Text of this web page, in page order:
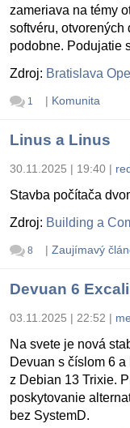
zameriava na témy
softvéru, otvorených
podobne. Podujatie
Zdroj: Bratislava
1 | Komunita
Linus a Linus
30.11.2025 | 19:40 |
Stavba počítača
Zdroj: Building a
8 | Zaujímavý
Devuan 6
03.11.2025 | 22:52 |
Na svete je nová
Devuan s číslom 6
z Debian 13 Trixie.
poskytovanie
bez SystemD.